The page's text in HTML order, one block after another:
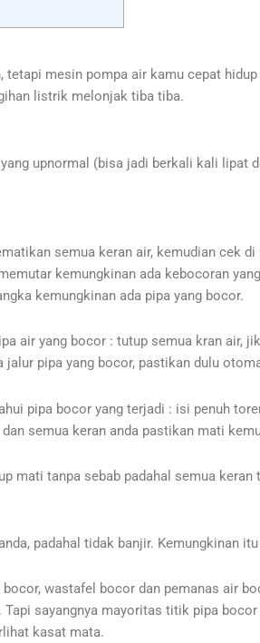
mesin pompa air kamu cepat
listrik melonjak tiba tiba.
upnormal (bisa jadi berkali kali lipat
semua keran air, kemudian cek
kemungkinan ada kebocoran
kemungkinan ada pipa yang bocor.
air yang bocor : tutup semua kran air,
pipa yang bocor, pastikan dulu
pipa bocor yang terjadi : isi penuh
semua keran anda pastikan mati
mati tanpa sebab padahal semua
padahal tidak banjir. Kemungkinan
wastafel bocor dan pemanas air
sayangnya mayoritas titik pipa
kasat mata.